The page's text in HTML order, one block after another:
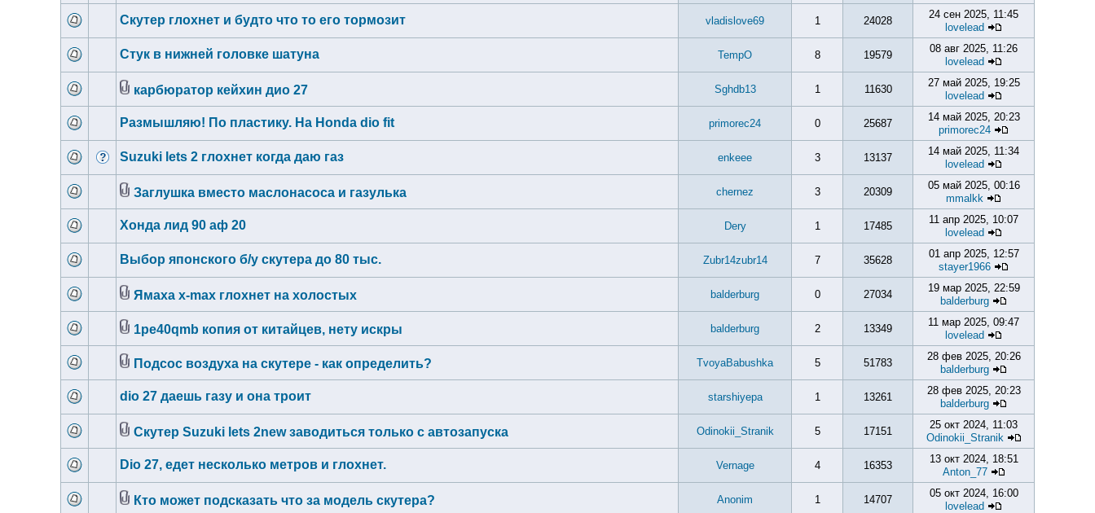
Скутер глохнет и будто что то его тормозит vladislove69 1 24028
24 сен 2025, 11:45
lovelead
Стук в нижней головке шатуна TempO 8 19579
08 авг 2025, 11:26
lovelead
карбюратор кейхин дио 27 Sghdb13 1 11630
27 май 2025, 19:25
lovelead
Размышляю! По пластику. На Honda dio fit primorec24 0 25687
14 май 2025, 20:23
primorec24
Suzuki lets 2 глохнет когда даю газ enkeee 3 13137
14 май 2025, 11:34
lovelead
Заглушка вместо маслонасоса и газулька chernez 3 20309
05 май 2025, 00:16
mmalkk
Хонда лид 90 аф 20 Dery 1 17485
11 апр 2025, 10:07
lovelead
Выбор японского б/у скутера до 80 тыс. Zubr14zubr14 7 35628
01 апр 2025, 12:57
stayer1966
Ямаха x-max глохнет на холостых balderburg 0 27034
19 мар 2025, 22:59
balderburg
1pe40qmb копия от китайцев, нету искры balderburg 2 13349
11 мар 2025, 09:47
lovelead
Подсос воздуха на скутере - как определить? TvoyaBabushka 5 51783
28 фев 2025, 20:26
balderburg
dio 27 даешь газу и она троит starshiyepa 1 13261
28 фев 2025, 20:23
balderburg
Скутер Suzuki lets 2new заводиться только с автозапуска Odinokii_Stranik 5 17151
25 окт 2024, 11:03
Odinokii_Stranik
Dio 27, едет несколько метров и глохнет. Vernage 4 16353
13 окт 2024, 18:51
Anton_77
Кто может подсказать что за модель скутера? Anonim 1 14707
05 окт 2024, 16:00
lovelead